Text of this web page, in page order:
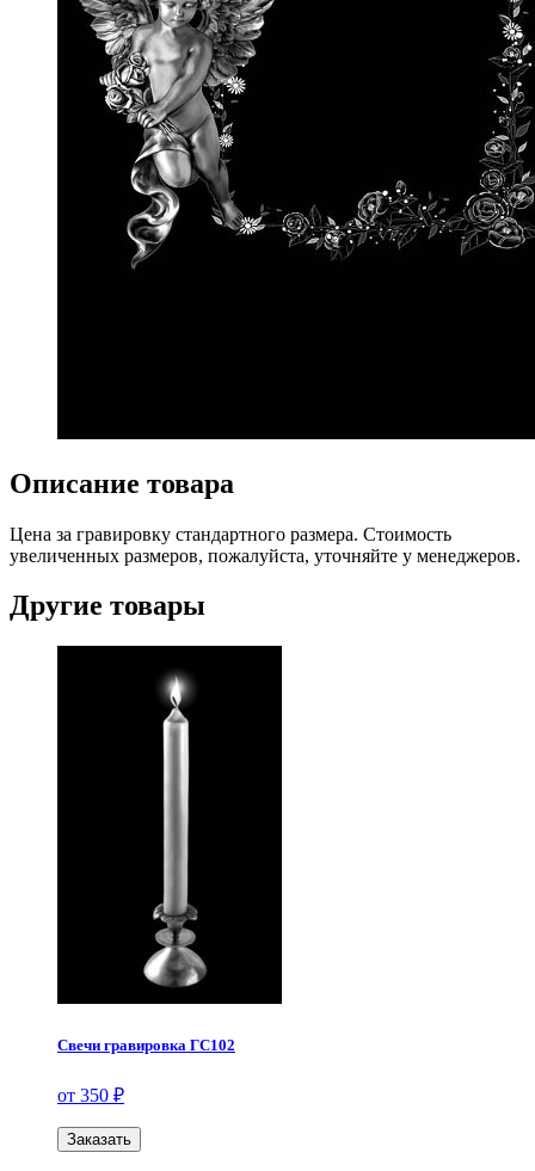
Описание товара
Цена за гравировку стандартного размера. Стоимость
увеличенных размеров, пожалуйста, уточняйте у менеджеров.
Другие товары
Свечи гравировка ГС102
от 350 ₽
Заказать